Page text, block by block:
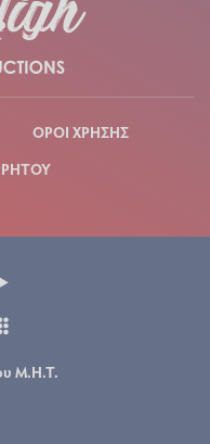
ΟΡΟΙ ΧΡΗΣΗΣ
Μ.Η.Τ.